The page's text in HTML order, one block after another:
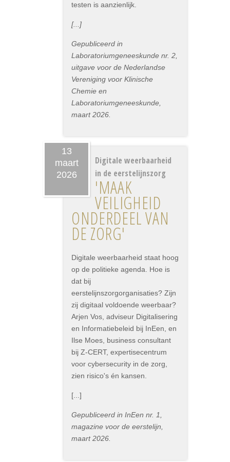
testen is aanzienlijk.
[...]
Gepubliceerd in
Laboratoriumgeneeskunde nr. 2,
uitgave voor de Nederlandse
Vereniging voor Klinische
Chemie en
Laboratoriumgeneeskunde,
maart 2026.
13
maart
2026
Digitale weerbaarheid
in de eerstelijnszorg
'MAAK
VEILIGHEID
ONDERDEEL VAN
DE ZORG'
Digitale weerbaarheid staat hoog
op de politieke agenda. Hoe is
dat bij
eerstelijnszorgorganisaties? Zijn
zij digitaal voldoende weerbaar?
Arjen Vos, adviseur Digitalisering
en Informatiebeleid bij InEen, en
Ilse Moes, business consultant
bij Z-CERT, expertisecentrum
voor cybersecurity in de zorg,
zien risico's én kansen.
[...]
Gepubliceerd in InEen nr. 1,
magazine voor de eerstelijn,
maart 2026.